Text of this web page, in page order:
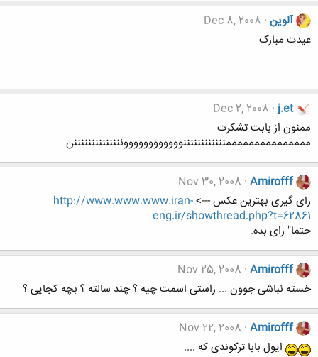
آلوین Dec 8, 2008
عیدت مبارک
j.et
Dec 2, 2008
ممنون از بابت تشکرت
مممممممممممممممننننننننننننووووووووووووننننننننننننننن
Amirofff
Nov 30, 2008
رای گیری بهترین عکس --->http://www.www.www.iran-
eng.ir/showthread.php?t=62861
حتما" رای بده.
Amirofff
Nov 25, 2008
خسته نباشی جوون ... راستی اسمت چیه ؟ چند سالته ؟ بچه کجایی ؟
Amirofff
Nov 22, 2008
ایول بابا ترکوندی که ....